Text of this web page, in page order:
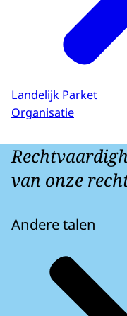
Landelijk Parket
Organisatie
van onze
Andere talen